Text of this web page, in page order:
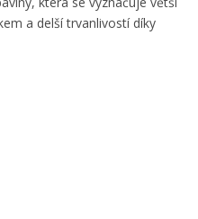
a delší trvanlivostí díky